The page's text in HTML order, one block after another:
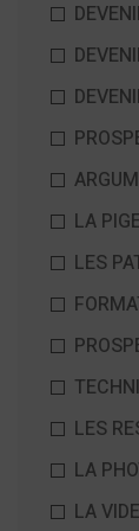
LA
LES
LES
LA
LA